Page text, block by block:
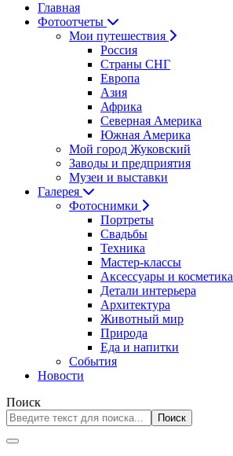
Главная
Фотоотчеты
Мои путешествия
Россия
Страны СНГ
Европа
Азия
Африка
Северная Америка
Южная Америка
Мой город Жуковский
Заводы и предприятия
Музеи и выставки
Галерея
Фотоснимки
Портреты
Свадьбы
Техника
Мастер-классы
Аксессуары и косметика
Детали интерьера
Архитектура
Животный мир
Природа
Еда и напитки
События
Новости
Поиск
Поиск